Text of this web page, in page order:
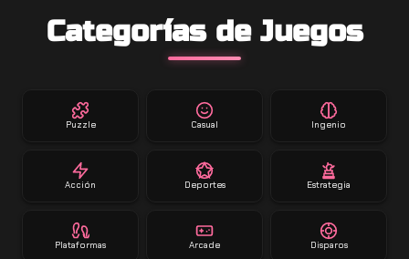
Categorías de Juegos
Puzzle Casual Ingenio
Acción Deportes Estrategia
Plataformas Arcade Disparos